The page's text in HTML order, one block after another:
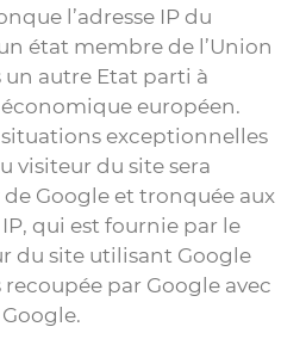
l’adresse IP du
état membre de l’Union
autre Etat parti à
économique européen.
exceptionnelles
visiteur du site sera
Google et tronquée aux
IP, qui est fournie par le
du site utilisant Google
par Google avec